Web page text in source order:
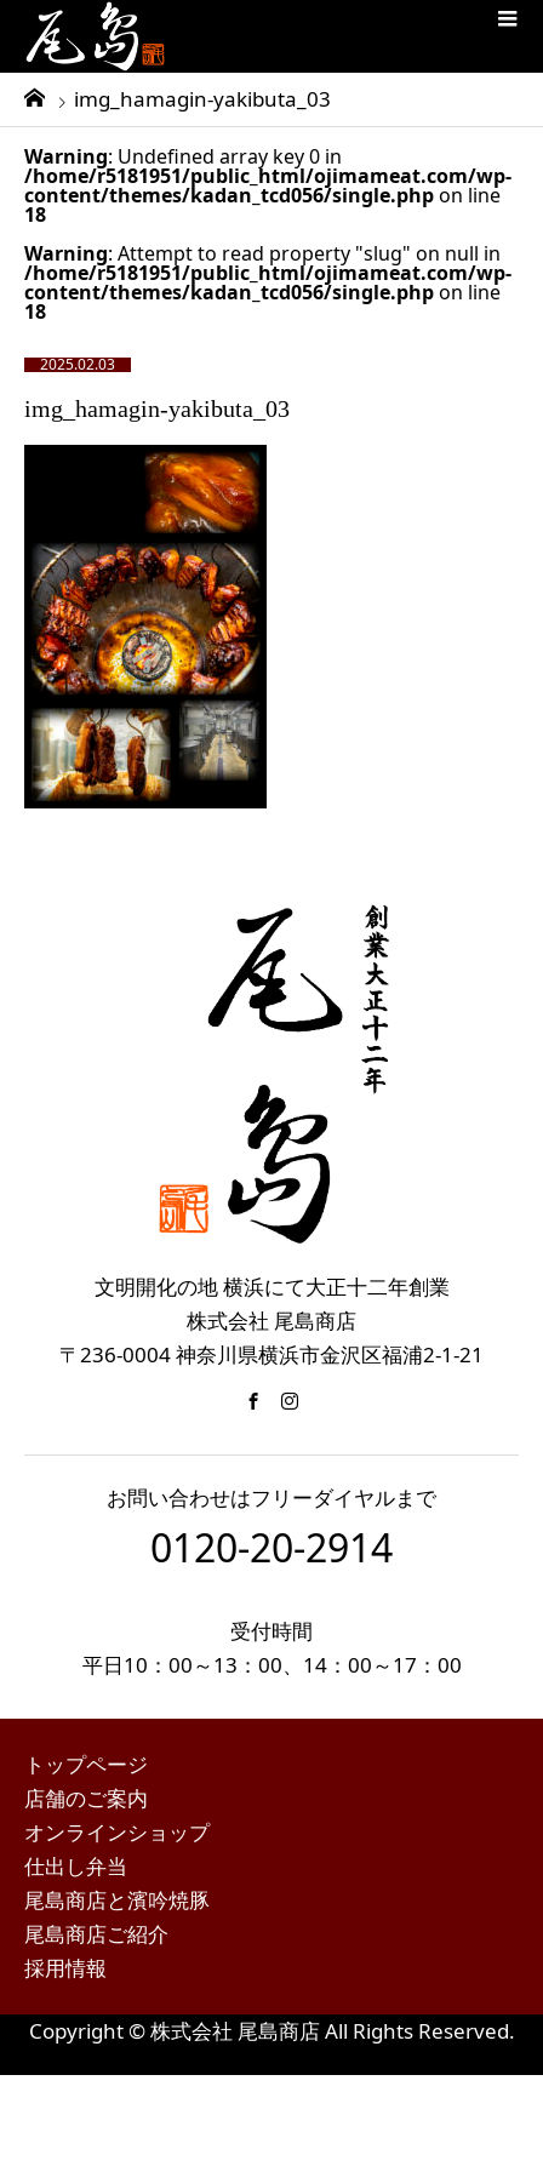
img_hamagin-yakibuta_03
Warning: Undefined array key 0 in
/home/r5181951/public_html/ojimameat.com/wp-
content/themes/kadan_tcd056/single.phpon line
18
Warning: Attempt to read property "slug" on null in
/home/r5181951/public_html/ojimameat.com/wp-
content/themes/kadan_tcd056/single.phpon line
18
2025.02.03
img_hamagin-yakibuta_03
文明開化の地 横浜にて大正十二年創業
株式会社 尾島商店
〒236-0004 神奈川県横浜市金沢区福浦2-1-21
お問い合わせはフリーダイヤルまで
0120-20-2914
受付時間
平日10：00～13：00、14：00～17：00
トップページ
店舗のご案内
オンラインショップ
仕出し弁当
尾島商店と濱吟焼豚
尾島商店ご紹介
採用情報
Copyright © 株式会社 尾島商店 All Rights Reserved.